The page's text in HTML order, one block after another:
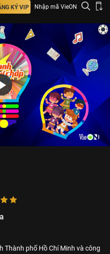
KÝ VIP Nhập mã VieON
Thành phố Hồ Chí Minh và công